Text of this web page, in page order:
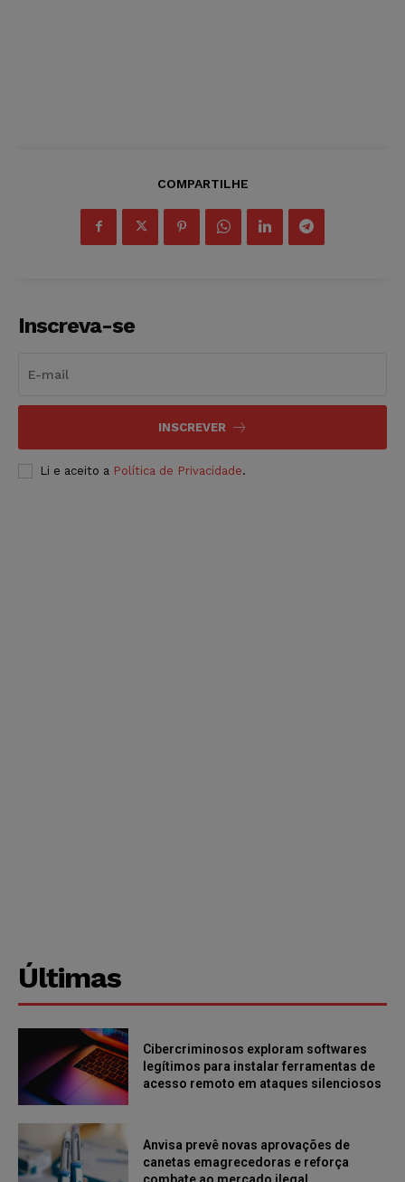
COMPARTILHE
Inscreva-se
INSCREVER
Li e aceito a Política de Privacidade.
Últimas
Cibercriminosos exploram softwares
legítimos para instalar ferramentas de
acesso remoto em ataques silenciosos
Anvisa prevê novas aprovações de
canetas emagrecedoras e reforça
combate ao mercado ilegal